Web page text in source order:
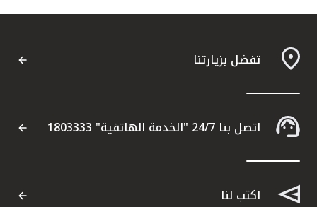
تفضل بزيارتنا
اتصل بنا 24/7 "الخدمة الهاتفية" 1803333
اكتب لنا